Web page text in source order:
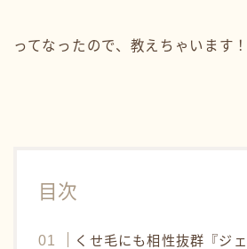
ってなったので、教えちゃいます！
目次
くせ毛にも相性抜群『ジ